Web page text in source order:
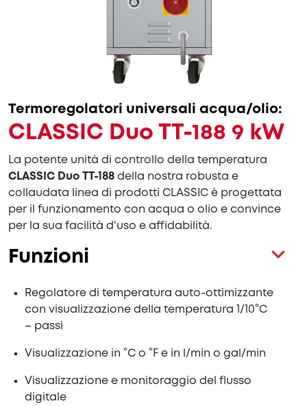
Termoregolatori universali acqua/olio:
CLASSIC Duo TT-188 9 kW
La potente unità di controllo della temperatura
CLASSIC Duo TT-188 della nostra robusta e
collaudata linea di prodotti CLASSIC è progettata
per il funzionamento con acqua o olio e convince
per la sua facilità d'uso e affidabilità.
Funzioni
Regolatore di temperatura auto-ottimizzante
con visualizzazione della temperatura 1/10°C
– passi
Visualizzazione in °C o °F e in l/min o gal/min
Visualizzazione e monitoraggio del flusso
digitale